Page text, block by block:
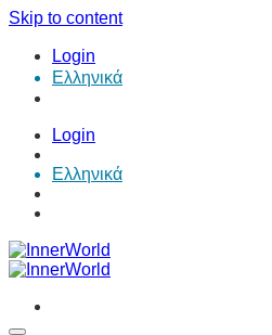
Skip to content
Login
Ελληνικά
Login
Ελληνικά